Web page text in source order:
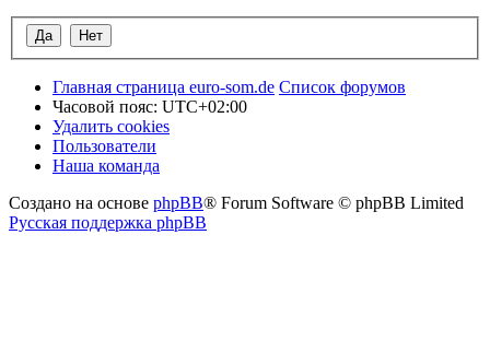
Главная страница euro-som.de Список форумов
Часовой пояс: UTC+02:00
Удалить cookies
Пользователи
Наша команда
Создано на основе phpBB® Forum Software © phpBB Limited
Русская поддержка phpBB